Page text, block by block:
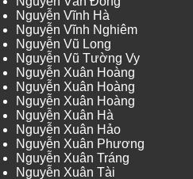
Nguyễn Vĩnh Hà
Nguyễn Vĩnh Nghiêm
Nguyễn Vũ Long
Nguyễn Vũ Tường Vy
Nguyễn Xuân Hoàng
Nguyễn Xuân Hoàng
Nguyễn Xuân Hoàng
Nguyễn Xuân Hà
Nguyễn Xuân Hảo
Nguyễn Xuân Phương
Nguyễn Xuân Tráng
Nguyễn Xuân Tài